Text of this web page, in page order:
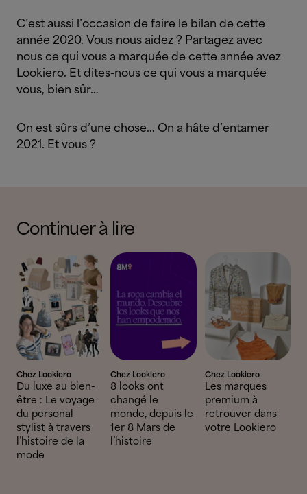
C’est aussi l’occasion de faire le bilan de cette
année 2020. Vous nous aidez ? Partagez avec
nous ce qui vous a marquée de cette année avez
Lookiero. Et dites-nous ce qui vous a marquée
vous, bien sûr…
On est sûrs d’une chose… On a hâte d’entamer
2021. Et vous ?
Continuer à lire
Chez Lookiero
Du luxe au bien-
être : Le voyage
du personal
stylist à travers
l’histoire de la
mode
Chez Lookiero
8 looks ont
changé le
monde, depuis le
1er 8 Mars de
l’histoire
Chez Lookiero
Les marques
premium à
retrouver dans
votre Lookiero